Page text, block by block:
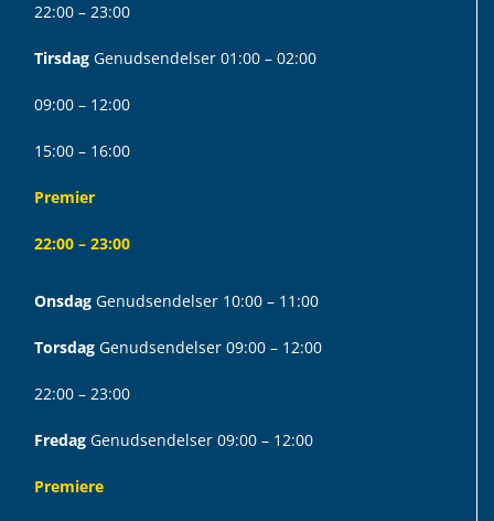
22:00 – 23:00
Tirsdag Genudsendelser 01:00 – 02:00
09:00 – 12:00
15:00 – 16:00
Premier
22:00 – 23:00
Onsdag Genudsendelser 10:00 – 11:00
Torsdag Genudsendelser 09:00 – 12:00
22:00 – 23:00
Fredag Genudsendelser 09:00 – 12:00
Premiere